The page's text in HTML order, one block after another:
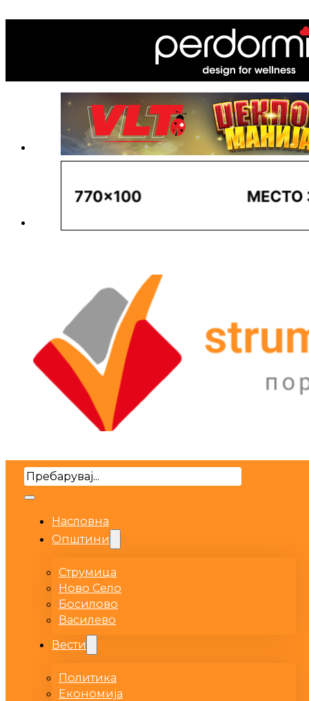
Search
Насловна
Општини
Струмица
Ново Село
Босилово
Василево
Вести
Политика
Економија